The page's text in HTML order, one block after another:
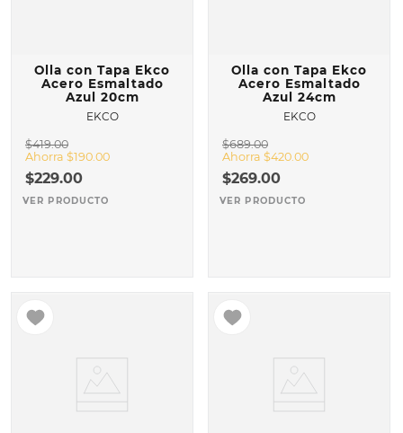
Olla con Tapa Ekco
Acero Esmaltado
Azul 20cm
EKCO
$419.00
Ahorra $190.00
$229.00
VER PRODUCTO
Olla con Tapa Ekco
Acero Esmaltado
Azul 24cm
EKCO
$689.00
Ahorra $420.00
$269.00
VER PRODUCTO